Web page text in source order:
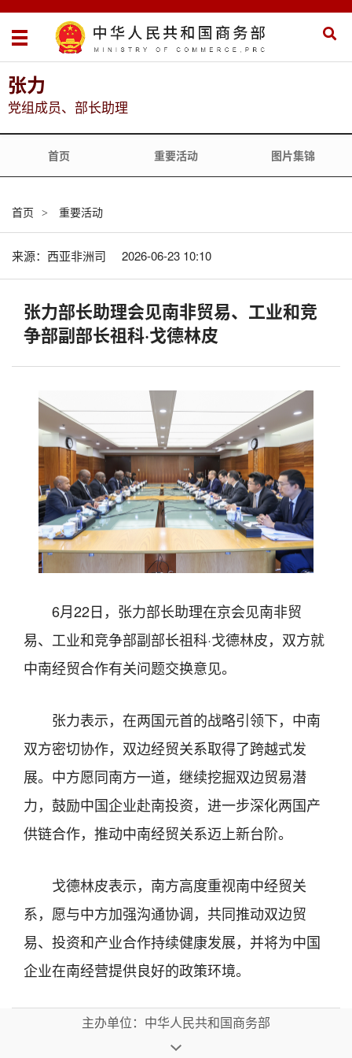
张力
党组成员、部长助理
首页 重要活动 图片集锦
首页 > 重要活动
来源：西亚非洲司 2026-06-23 10:10
张力部长助理会见南非贸易、工业和竞
争部副部长祖科·戈德林皮
6月22日，张力部长助理在京会见南非贸
易、工业和竞争部副部长祖科·戈德林皮，双方就
中南经贸合作有关问题交换意见。
张力表示，在两国元首的战略引领下，中南
双方密切协作，双边经贸关系取得了跨越式发
展。中方愿同南方一道，继续挖掘双边贸易潜
力，鼓励中国企业赴南投资，进一步深化两国产
供链合作，推动中南经贸关系迈上新台阶。
戈德林皮表示，南方高度重视南中经贸关
系，愿与中方加强沟通协调，共同推动双边贸
易、投资和产业合作持续健康发展，并将为中国
企业在南经营提供良好的政策环境。
主办单位：中华人民共和国商务部